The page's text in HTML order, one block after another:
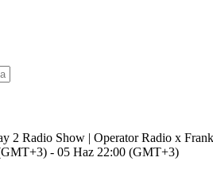
2 Radio Show | Operator Radio x
- 05 Haz 22:00 (GMT+3)